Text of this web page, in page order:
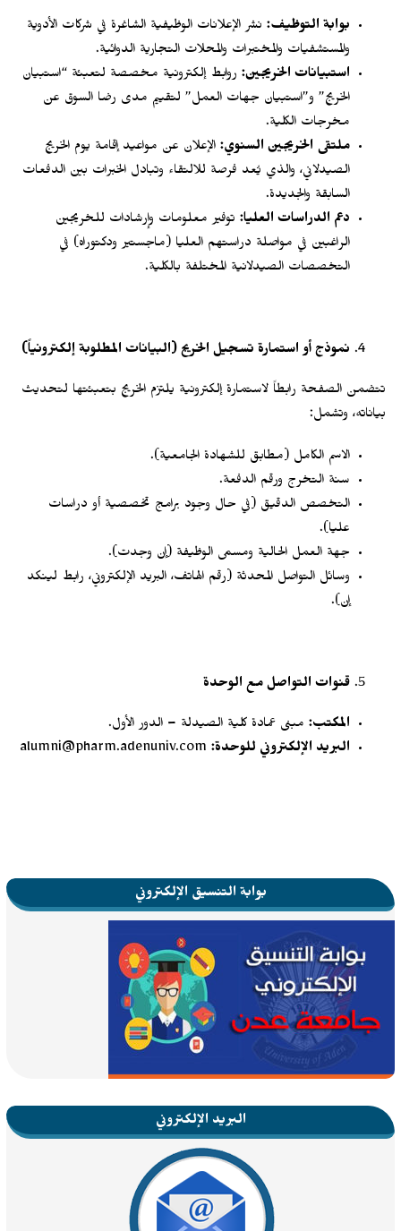
بوابة التوظيف: نشر الإعلانات الوظيفية الشاغرة في شركات الأدوية
والمستشفيات والمختبرات والمحلات التجارية الدوائية.
استبيانات الخريجين: روابط إلكترونية مخصصة لتعبئة “استبيان
الخريج” و”استبيان جهات العمل” لتقييم مدى رضا السوق عن
مخرجات الكلية.
ملتقى الخريجين السنوي: الإعلان عن مواعيد إقامة يوم الخريج
الصيدلاني، والذي يُعد فرصة للالتقاء وتبادل الخبرات بين الدفعات
السابقة والجديدة.
دعم الدراسات العليا: توفير معلومات وإرشادات للخريجين
الراغبين في مواصلة دراستهم العليا (ماجستير ودكتوراه) في
التخصصات الصيدلانية المختلفة بالكلية.
نموذج أو استمارة تسجيل الخريج (البيانات المطلوبة إلكترونياً)
تتضمن الصفحة رابطاً لاستمارة إلكترونية يلتزم الخريج بتعبئتها لتحديث
بياناته، وتشمل:
الاسم الكامل (مطابق للشهادة الجامعية).
سنة التخرج ورقم الدفعة.
التخصص الدقيق (في حال وجود برامج تخصصية أو دراسات
عليا).
جهة العمل الحالية ومسمى الوظيفة (إن وجدت).
وسائل التواصل المحدثة (رقم الهاتف، البريد الإلكتروني، رابط لينكد
إن).
قنوات التواصل مع الوحدة
المكتب: مبنى عمادة كلية الصيدلة – الدور الأول.
البريد الإلكتروني للوحدة: alumni@pharm.adenuniv.com
بوابة التنسيق الإلكتروني
البريد الإلكتروني